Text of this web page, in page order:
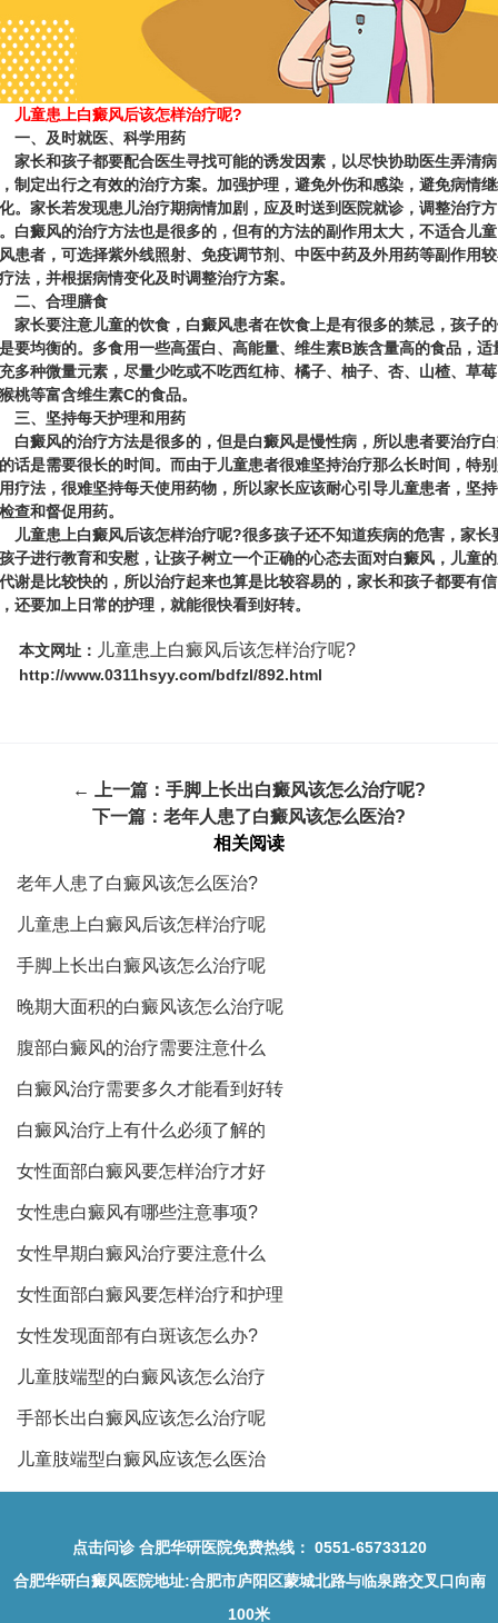
患上白癜风后该怎样治疗呢?
及时就医、科学用药
和孩子都要配合医生寻找可能的诱发因素，以尽快协助医生弄清病
制定出行之有效的治疗方案。加强护理，避免外伤和感染，避免病情
。家长若发现患儿治疗期病情加剧，应及时送到医院就诊，调整治疗方
白癜风的治疗方法也是很多的，但有的方法的副作用太大，不适合儿
患者，可选择紫外线照射、免疫调节剂、中医中药及外用药等副作用
法，并根据病情变化及时调整治疗方案。
、合理膳食
要注意儿童的饮食，白癜风患者在饮食上是有很多的禁忌，孩子
要均衡的。多食用一些高蛋白、高能量、维生素B族含量高的食品，适
多种微量元素，尽量少吃或不吃西红柿、橘子、柚子、杏、山楂、草
桃等富含维生素C的食品。
坚持每天护理和用药
风的治疗方法是很多的，但是白癜风是慢性病，所以患者要治疗
话是需要很长的时间。而由于儿童患者很难坚持治疗那么长时间，特
疗法，很难坚持每天使用药物，所以家长应该耐心引导儿童患者，坚
查和督促用药。
患上白癜风后该怎样治疗呢?很多孩子还不知道疾病的危害，家长
子进行教育和安慰，让孩子树立一个正确的心态去面对白癜风，儿童
谢是比较快的，所以治疗起来也算是比较容易的，家长和孩子都要有信
还要加上日常的护理，就能很快看到好转。
本文网址： 儿童患上白癜风后该怎样治疗呢?
http://www.0311hsyy.com/bdfzl/892.html
← 上一篇： 手脚上长出白癜风该怎么治疗呢?
下一篇： 老年人患了白癜风该怎么医治?
相关阅读
老年人患了白癜风该怎么医治?
儿童患上白癜风后该怎样治疗呢
手脚上长出白癜风该怎么治疗呢
晚期大面积的白癜风该怎么治疗呢
腹部白癜风的治疗需要注意什么
白癜风治疗需要多久才能看到好转
白癜风治疗上有什么必须了解的
女性面部白癜风要怎样治疗才好
女性患白癜风有哪些注意事项?
女性早期白癜风治疗要注意什么
女性面部白癜风要怎样治疗和护理
女性发现面部有白斑该怎么办?
儿童肢端型的白癜风该怎么治疗
手部长出白癜风应该怎么治疗呢
儿童肢端型白癜风应该怎么医治
点击问诊合肥华研医院免费热线： 0551-65733120
合肥华研白癜风医院地址:合肥市庐阳区蒙城北路与临泉路交叉口向南
100米